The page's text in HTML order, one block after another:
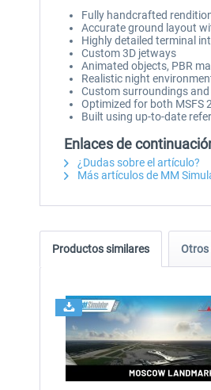
Fully handcrafted
Accurate ground layout
Highly detailed terminal
Custom 3D jetways
Animated objects, PBR
Realistic night
Custom surroundings
Optimized for both MSFS
Built using up-to-date
Enlaces de
¿Dudas sobre el artículo?
Más artículos de MM
Productos similares Otros